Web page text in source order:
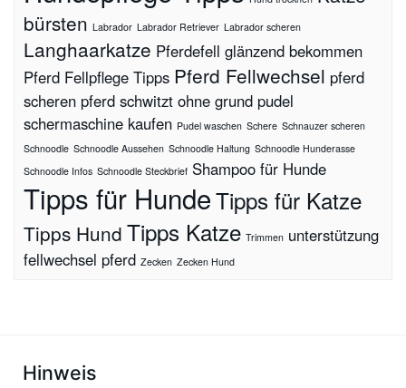
bürsten Labrador Labrador Retriever Labrador scheren
Langhaarkatze Pferdefell glänzend bekommen
Pferd Fellpflege Tipps Pferd Fellwechsel pferd
scheren pferd schwitzt ohne grund pudel
schermaschine kaufen Pudel waschen Schere Schnauzer scheren
Schnoodle Schnoodle Aussehen Schnoodle Haltung Schnoodle Hunderasse
Schnoodle Infos Schnoodle Steckbrief Shampoo für Hunde
Tipps für HundeTipps für Katze
Tipps Hund Tipps Katze Trimmen unterstützung
fellwechsel pferd Zecken Zecken Hund
Hinweis